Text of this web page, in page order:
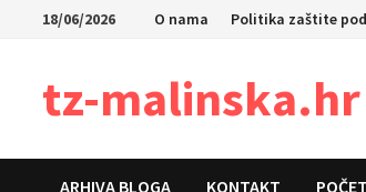
18/06/2026 O nama Politika zaštite
tz-malinska.hr
ARHIVA BLOGA KONTAKT